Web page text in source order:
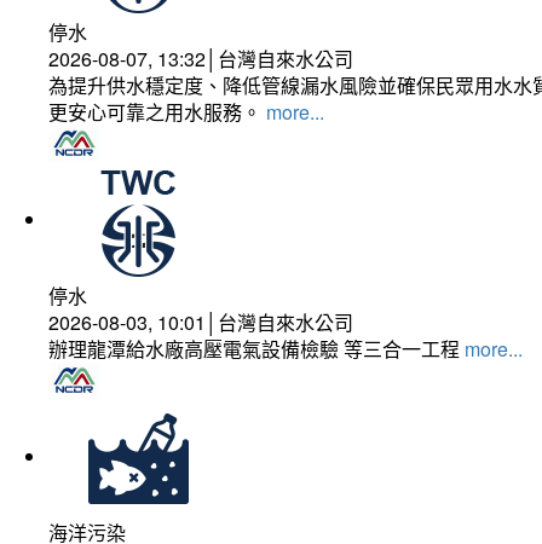
停水
2026-08-07, 13:32│台灣自來水公司
為提升供水穩定度、降低管線漏水風險並確保民眾用水
更安心可靠之用水服務。 more...
停水
2026-08-03, 10:01│台灣自來水公司
辦理龍潭給水廠高壓電氣設備檢驗 等三合一工程 more...
海洋污染